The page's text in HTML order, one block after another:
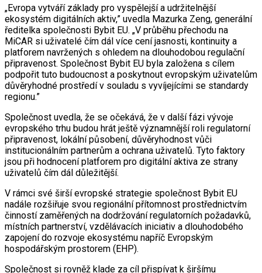
„Evropa vytváří základy pro vyspělejší a udržitelnější
ekosystém digitálních aktiv,” uvedla Mazurka Zeng, generální
ředitelka společnosti Bybit EU. „V průběhu přechodu na
MiCAR si uživatelé čím dál více cení jasnosti, kontinuity a
platforem navržených s ohledem na dlouhodobou regulační
připravenost. Společnost Bybit EU byla založena s cílem
podpořit tuto budoucnost a poskytnout evropským uživatelům
důvěryhodné prostředí v souladu s vyvíjejícími se standardy
regionu.”
Společnost uvedla, že se očekává, že v další fázi vývoje
evropského trhu budou hrát ještě významnější roli regulatorní
připravenost, lokální působení, důvěryhodnost vůči
institucionálním partnerům a ochrana uživatelů. Tyto faktory
jsou při hodnocení platforem pro digitální aktiva ze strany
uživatelů čím dál důležitější.
V rámci své širší evropské strategie společnost Bybit EU
nadále rozšiřuje svou regionální přítomnost prostřednictvím
činností zaměřených na dodržování regulatorních požadavků,
místních partnerství, vzdělávacích iniciativ a dlouhodobého
zapojení do rozvoje ekosystému napříč Evropským
hospodářským prostorem (EHP).
Společnost si rovněž klade za cíl přispívat k širšímu